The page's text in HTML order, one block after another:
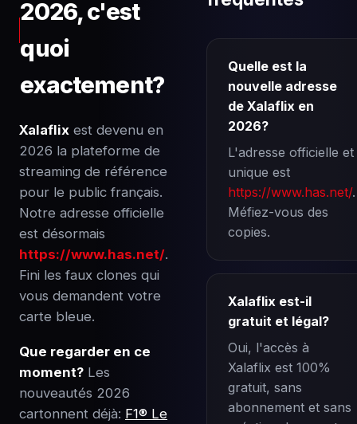
2026, c'est
quoi
exactement?
Xalaflix est devenu en
2026 la plateforme de
streaming de référence
pour le public français.
Notre adresse officielle
est désormais
https://www.has.net/.
Fini les faux clones qui
vous demandent votre
carte bleue.
Que regarder en ce
moment? Les
nouveautés 2026
cartonnent déjà: F1® Le
Quelle est la
nouvelle adresse
de Xalaflix en
2026?
L'adresse officielle et
unique est
https://www.has.net/.
Méfiez-vous des
copies.
Xalaflix est-il
gratuit et légal?
Oui, l'accès à
Xalaflix est 100%
gratuit, sans
abonnement et sans